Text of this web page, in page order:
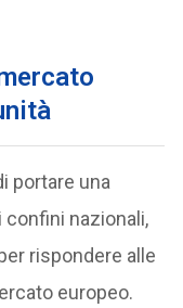
portare una
nazionali,
rispondere alle
europeo.